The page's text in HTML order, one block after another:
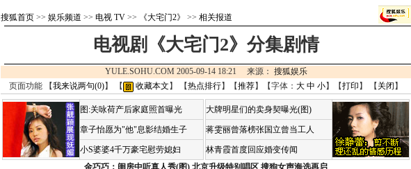
搜狐首页 >> 娱乐频道 >> 电视 TV >> 《大宅门2》 >> 相关报道
电视剧《大宅门2》分集剧情
YULE.SOHU.COM 2005-09-14 18:21 来源： 搜狐娱乐
页面功能 【我来说两句(0)】 【 收藏本文 】 【热点排行】【推荐】【字体： 大 中 小】【打印 】 【 关闭 】
图:关咏荷产后家庭照首曝光
章子怡愿为"他"息影结婚生子
小S婆婆4千万豪宅慰劳媳妇
大牌明星们的卖身契曝光(图)
蒋雯丽曾落榜张国立曾当工人
林青霞首度回应婚变传闻
金巧巧：闺房中听真人秀(图) 北京升级特别唱区 搜狗女声海选再启